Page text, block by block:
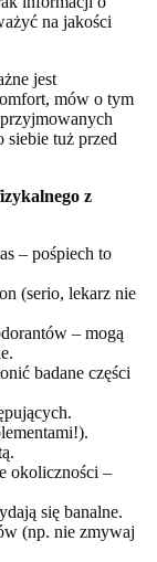
na jakości
jest
mów o tym
tuż przed
z
– pośpiech to
(serio, lekarz nie
– mogą
badane części
okoliczności –
się banalne.
(np. nie zmywaj